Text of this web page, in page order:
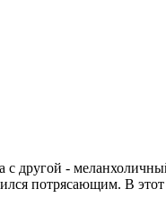
с другой -
потрясающим. В